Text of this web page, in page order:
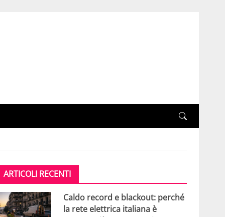
ARTICOLI RECENTI
Caldo record e blackout: perché
la rete elettrica italiana è